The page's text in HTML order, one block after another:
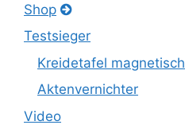
Shop
Testsieger
Kreidetafel magnetisch
Aktenvernichter
Video